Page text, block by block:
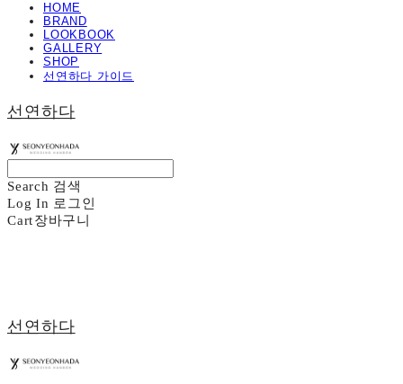
HOME
BRAND
LOOKBOOK
GALLERY
SHOP
선연하다 가이드
선연하다
Search 검색
Log In 로그인
Cart장바구니
선연하다